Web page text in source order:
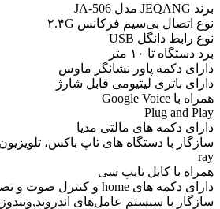
برند JEQANG مدل JA-506
نوع اتصال بی‌سیم فرکانس ۲.۴G
نوع رابط دانگل USB
برد دستگاه تا ۱۰ متر
دارای دکمه پاور نشانگر ماوس
دارای باتری لیتیومی قابل شارژ
همراه با Google Voice
Plug and Play
دارای دکمه های مالتی مدیا
ray
همراه با کابل تایپ سی
دارای دکمه های home و کنترل صوت و تصویر
سازگار با سیستم‌ عامل‌های